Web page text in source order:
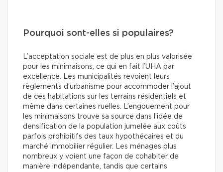
Pourquoi sont-elles si populaires?
L’acceptation sociale est de plus en plus valorisée
pour les minimaisons, ce qui en fait l’UHA par
excellence. Les municipalités revoient leurs
règlements d’urbanisme pour accommoder l’ajout
de ces habitations sur les terrains résidentiels et
même dans certaines ruelles. L’engouement pour
les minimaisons trouve sa source dans l’idée de
densification de la population jumelée aux coûts
parfois prohibitifs des taux hypothécaires et du
marché immobilier régulier. Les ménages plus
nombreux y voient une façon de cohabiter de
manière indépendante, tandis que certains